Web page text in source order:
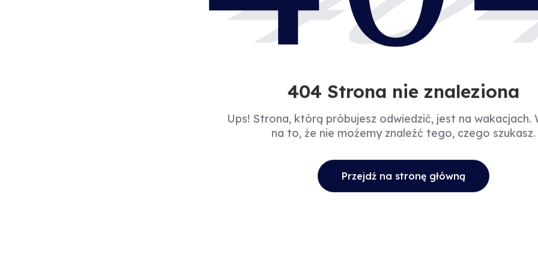
404 Strona nie znaleziona
Ups! Strona, którą próbujesz odwiedzić, jest na wakacjach.
na to, że nie możemy znaleźć tego, czego szukasz.
Przejdź na stronę główną